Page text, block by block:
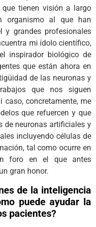
tienen visión a largo
organismo al que han
y grandes profesionales
mi ídolo científico,
inspirador biológico de
que están ahora en
de las neuronas y
que nos siguen
concretamente, me
que refuercen y que
de neuronas artificiales y
incluyendo células de
tal como ocurre en
foro en el que antes
gran honor.
de la inteligencia
puede ayudar la
pacientes?